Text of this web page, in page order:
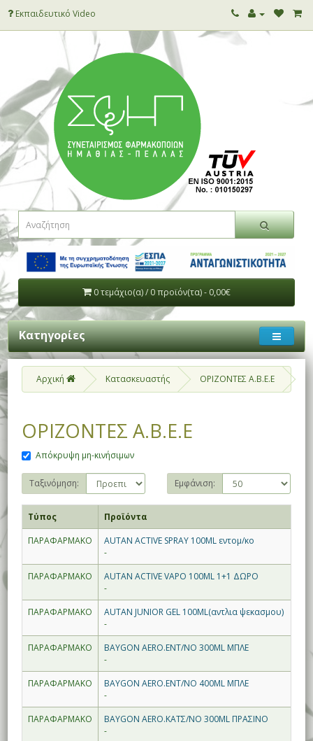
Εκπαιδευτικό Video
0 τεμάχιο(α) / 0 προϊόν(τα) - 0,00€
Κατηγορίες
Αρχική Κατασκευαστής ΟΡΙΖΟΝΤΕΣ Α.Β.Ε.Ε
ΟΡΙΖΟΝΤΕΣ Α.Β.Ε.Ε
Απόκρυψη μη-κινήσιμων
Ταξινόμηση: Εμφάνιση:
Τύπος
Προϊόντα
ΠΑΡΑΦΑΡΜΑΚΟ
AUTAN ACTIVE SPRAY 100ML εντομ/κο
-
ΠΑΡΑΦΑΡΜΑΚΟ
AUTAN ACTIVE VAPO 100ML 1+1 ΔΩΡΟ
-
ΠΑΡΑΦΑΡΜΑΚΟ
AUTAN JUNIOR GEL 100ML(αντλια ψεκασμου)
-
ΠΑΡΑΦΑΡΜΑΚΟ
BAYGON AERO.ΕΝΤ/ΝΟ 300ML ΜΠΛΕ
-
ΠΑΡΑΦΑΡΜΑΚΟ
BAYGON AERO.ΕΝΤ/ΝΟ 400ML ΜΠΛΕ
-
ΠΑΡΑΦΑΡΜΑΚΟ
BAYGON AERO.ΚΑΤΣ/ΝΟ 300ML ΠΡΑΣΙΝΟ
-